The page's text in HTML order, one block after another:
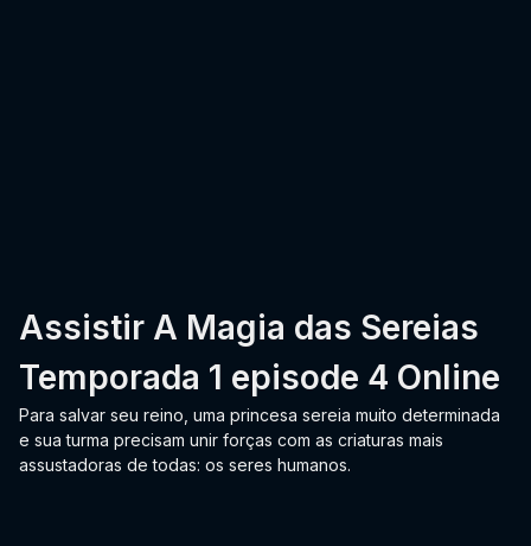
Assistir A Magia das Sereias
Temporada 1 episode 4 Online
Para salvar seu reino, uma princesa sereia muito determinada
e sua turma precisam unir forças com as criaturas mais
assustadoras de todas: os seres humanos.